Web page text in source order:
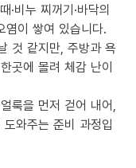
·비누 찌꺼기·바닥의
염이 쌓여 있습니다.
것 같지만, 주방과 욕
곳에 몰려 체감 난이
룩을 먼저 걷어 내어,
와주는 준비 과정입